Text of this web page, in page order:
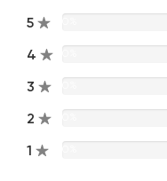
5
4
3
2
1